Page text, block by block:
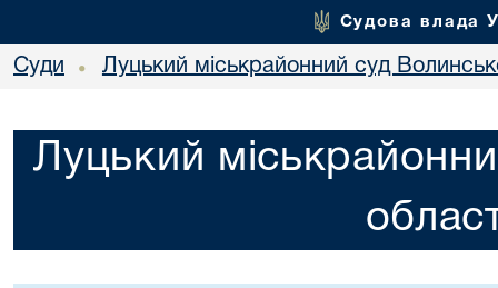
Судова влада
Суди • Луцький міськрайонний суд
Луцький